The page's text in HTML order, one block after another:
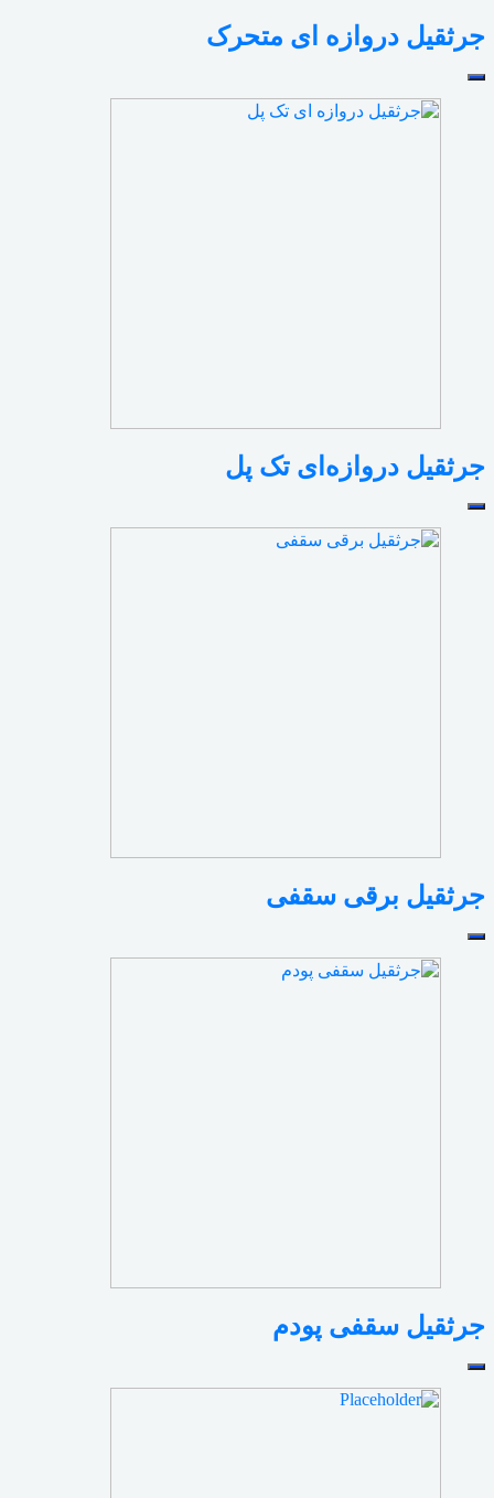
جرثقیل دروازه ای متحرک
جرثقیل دروازه‌ای تک پل
جرثقیل برقی سقفی
جرثقیل سقفی پودم